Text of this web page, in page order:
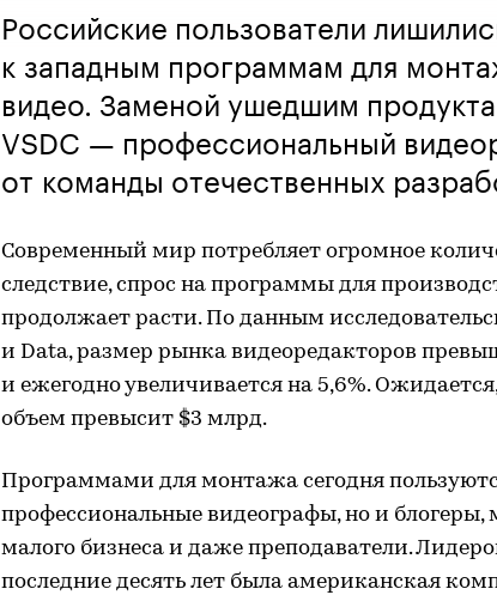
Российские пользователи
к западным программам для
видео. Заменой ушедшим
VSDC — профессиональный
от команды отечественных
Современный мир потребляет огромное
следствие, спрос на программы для
продолжает расти. По данным
и Data, размер рынка видеоредакторов
и ежегодно увеличивается на 5,6%.
объем превысит $3 млрд.
Программами для монтажа сегодня
профессиональные видеографы, но и блогеры,
малого бизнеса и даже преподаватели.
последние десять лет была американская